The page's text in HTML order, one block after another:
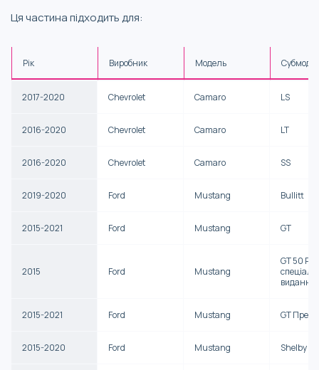
Ця частина підходить для:
Рік Виробник Модель
2017-2020 Chevrolet Camaro LS
2016-2020 Chevrolet Camaro LT
2016-2020 Chevrolet Camaro SS
2019-2020 Ford Mustang Bullitt
2015-2021 Ford Mustang GT
2015 Ford Mustang
GT 50
видання
2015-2021 Ford Mustang GT
2015-2020 Ford Mustang Shelby